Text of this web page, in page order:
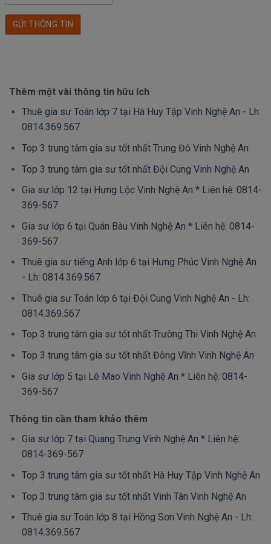
Thêm một vài thông tin hữu ích
Thuê gia sư Toán lớp 7 tại Hà Huy Tập Vinh Nghệ An - Lh:
0814.369.567
Top 3 trung tâm gia sư tốt nhất Trung Đô Vinh Nghệ An
Top 3 trung tâm gia sư tốt nhất Đội Cung Vinh Nghệ An
Gia sư lớp 12 tại Hưng Lộc Vinh Nghệ An * Liên hệ: 0814-
369-567
Gia sư lớp 6 tại Quán Bàu Vinh Nghệ An * Liên hệ: 0814-
369-567
Thuê gia sư tiếng Anh lớp 6 tại Hưng Phúc Vinh Nghệ An
- Lh: 0814.369.567
Thuê gia sư Toán lớp 6 tại Đội Cung Vinh Nghệ An - Lh:
0814.369.567
Top 3 trung tâm gia sư tốt nhất Trường Thi Vinh Nghệ An
Top 3 trung tâm gia sư tốt nhất Đông Vĩnh Vinh Nghệ An
Gia sư lớp 5 tại Lê Mao Vinh Nghệ An * Liên hệ: 0814-
369-567
Thông tin cần tham khảo thêm
Gia sư lớp 7 tại Quang Trung Vinh Nghệ An * Liên hệ:
0814-369-567
Top 3 trung tâm gia sư tốt nhất Hà Huy Tập Vinh Nghệ An
Top 3 trung tâm gia sư tốt nhất Vinh Tân Vinh Nghệ An
Thuê gia sư Toán lớp 8 tại Hồng Sơn Vinh Nghệ An - Lh:
0814.369.567